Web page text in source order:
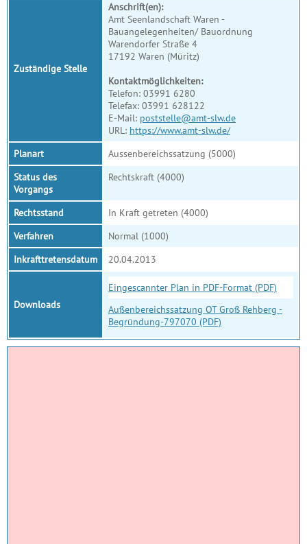
Zuständige Stelle
Anschrift(en):
Amt Seenlandschaft Waren -
Bauangelegenheiten/ Bauordnung
Warendorfer Straße 4
17192 Waren (Müritz)
Kontaktmöglichkeiten:
Telefon: 03991 6280
Telefax: 03991 628122
E-Mail: poststelle@amt-slw.de
URL: https://www.amt-slw.de/
Planart
Aussenbereichssatzung (5000)
Status des
Vorgangs
Rechtskraft (4000)
Rechtsstand
In Kraft getreten (4000)
Verfahren
Normal (1000)
Inkrafttretensdatum
20.04.2013
Downloads
Eingescannter Plan in PDF-Format (PDF)
Außenbereichssatzung OT Groß Rehberg -
Begründung-797070 (PDF)